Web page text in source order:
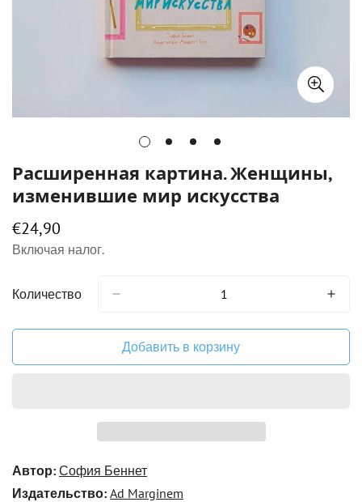
Расширенная картина. Женщины,
изменившие мир искусства
Обычная
цена
€24,90
Включая налог.
Количество
Добавить в корзину
Автор: София Беннет
Издательство: Ad Marginem